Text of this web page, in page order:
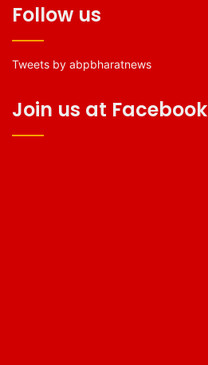
Follow us
Tweets by abpbharatnews
Join us at Facebook